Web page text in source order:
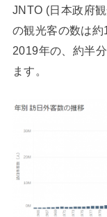
JNTO (日本政府
の観光客の数は
2019年の、約半
ます。